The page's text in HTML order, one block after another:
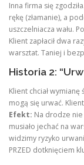
Inna firma się
rękę (złamanie), a
uszczelniacza wału.
Klient zapłacił dwa
warsztat. Taniej i
Historia 2:
Klient chciał
mogą się urwać.
Efekt: Na drodze
musiało jechać na
widzimy ryzyko
PRZED dotknięciem